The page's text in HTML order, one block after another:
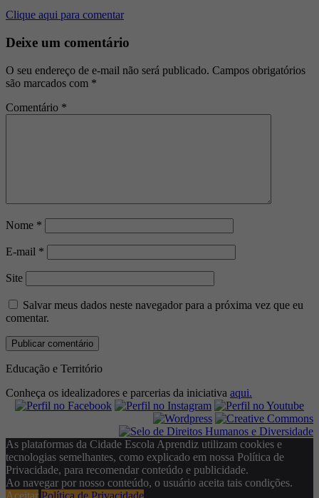
Clique aqui para comentar
Deixe um comentário
O seu endereço de e-mail não será publicado. Campos obrigatórios
são marcados com *
Comentário *
Nome *
E-mail *
Site
Salvar meus dados neste navegador para a próxima vez que eu
comentar.
Educação e Território
Conheça os idealizadores e parcerias da iniciativa aqui.
As plataformas da Cidade Escola Aprendiz utilizam cookies e
tecnologias semelhantes, como explicado em nossa Política de
Privacidade, para recomendar conteúdo e publicidade.
Ao navegar por nosso conteúdo, o usuário aceita tais condições.
Aceitar Política de Privacidade